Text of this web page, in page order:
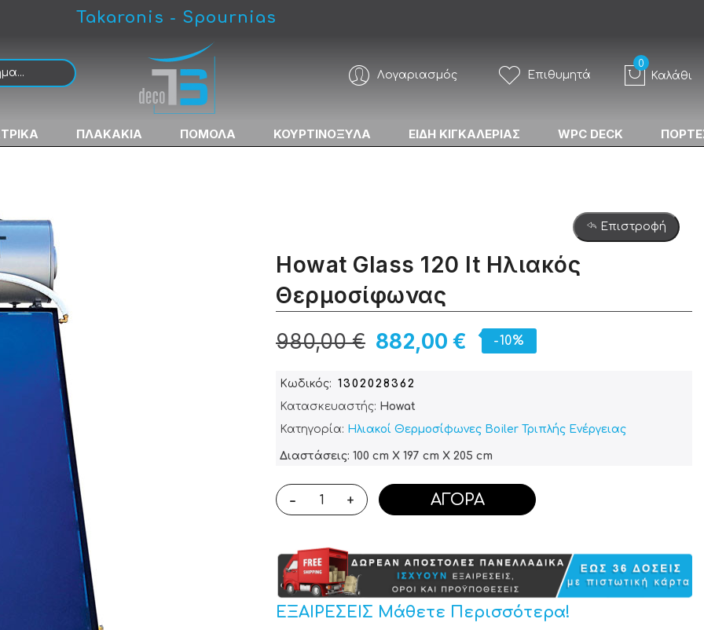
Takaronis - Spournias
Λογαριασμός Επιθυμητά Καλάθι
ΠΛΑΚΑΚΙΑ ΠΟΜΟΛΑ ΚΟΥΡΤΙΝΟΞΥΛΑ ΕΙΔΗ ΚΙΓΚΑΛΕΡΙΑΣ WPC DECK
Επιστροφή
Howat Glass 120 lt Ηλιακός
Θερμοσίφωνας
882,00 €
980,00 € -10%
Κωδικός
1302028362
Κατασκευαστής: Howat
Κατηγορία: Ηλιακοί Θερμοσίφωνες Boiler Τριπλής Ενέργειας
Διαστάσεις: 100 cm X 197 cm X 205 cm
- + ΑΓΟΡΆ
ΕΞΑΙΡΕΣΕΙΣ Μάθετε Περισσότερα!